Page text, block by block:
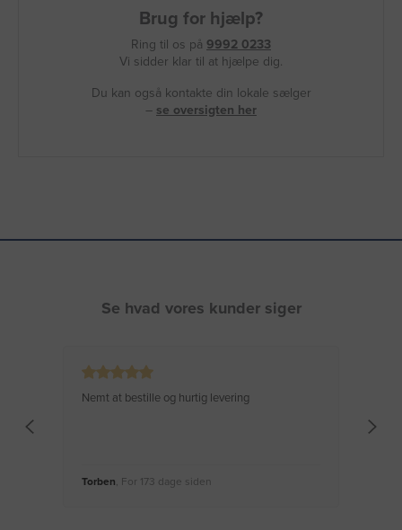
Brug for hjælp?
Ring til os på 9992 0233
Vi sidder klar til at hjælpe dig.
Du kan også kontakte din lokale sælger
– se oversigten her
Se hvad vores kunder siger
Nemt at bestille og hurtig levering
Torben, For 173 dage siden